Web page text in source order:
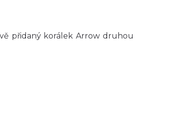
přidaný korálek Arrow druhou